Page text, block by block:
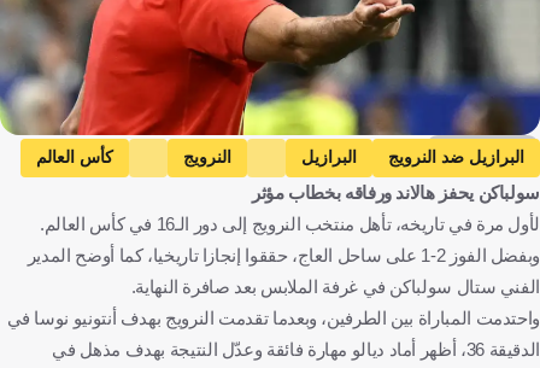
Getty Images
البرازيل ضد النرويج البرازيل النرويج
كأس العالم
كوت ديفوار ضد النرويج
كوت ديفوار
أوريان هالاند
كارلو أنشيلوتي البرازيل
النرويج
الولايات المتحدة
ساحل العاج إيطاليا كرة قدم
سولباكن يحفز هالاند ورفاقه بخطاب مؤثر
لأول مرة في تاريخه، تأهل منتخب النرويج إلى دور الـ16 في كأس العالم.
وبفضل الفوز 2-1 على ساحل العاج، حققوا إنجازا تاريخيا، كما أوضح المدير
الفني ستال سولباكن في غرفة الملابس بعد صافرة النهاية.
واحتدمت المباراة بين الطرفين، وبعدما تقدمت النرويج بهدف أنتونيو نوسا في
الدقيقة 36، أظهر أماد ديالو مهارة فائقة وعدّل النتيجة بهدف مذهل في